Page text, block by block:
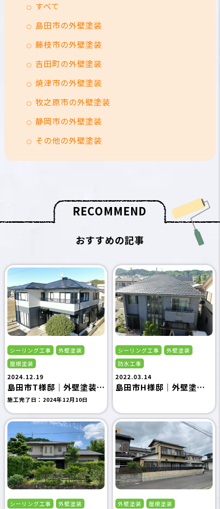
すべて
島田市の外壁塗装
藤枝市の外壁塗装
吉田町の外壁塗装
焼津市の外壁塗装
牧之原市の外壁塗装
静岡市の外壁塗装
その他の外壁塗装
RECOMMEND
おすすめの記事
シーリング工事
外壁塗装
屋根塗装
2024.12.19
島田市T様邸｜外壁塗装・屋根塗装工事｜島田市の外壁塗装専門店フジタ塗装
施工完了日： 2024年12月10日
シーリング工事
外壁塗装
防水工事
2022.03.14
島田市H様邸｜外壁塗装・シーリング工事・防水工事｜島田市の外壁塗装専門店フジタ塗装
シーリング工事
外壁塗装
外壁塗装 屋根塗装